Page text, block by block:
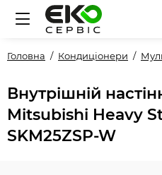
Головна Кондиціонери
Внутрішній
Mitsubishi Heavy
SKM25ZSP-W